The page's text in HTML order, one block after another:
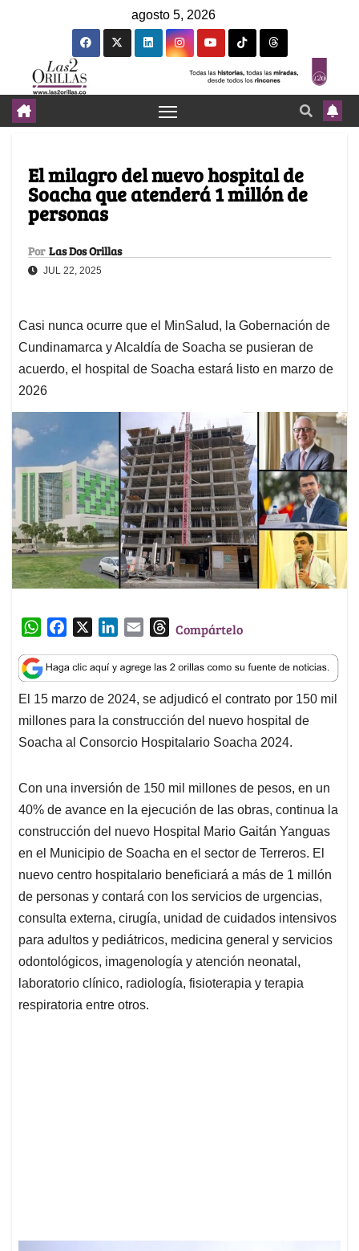
agosto 5, 2026
El milagro del nuevo hospital de
Soacha que atenderá 1 millón de
personas
Por Las Dos Orillas
JUL 22, 2025
Casi nunca ocurre que el MinSalud, la Gobernación de
Cundinamarca y Alcaldía de Soacha se pusieran de
acuerdo, el hospital de Soacha estará listo en marzo de
2026
W
a
t
s
A
p
c
e
b
o
o
n
k
e
d
I
a
i
l
T
r
e
a
d
s
Compártelo
El 15 marzo de 2024, se adjudicó el contrato por 150 mil
millones para la construcción del nuevo hospital de
Soacha al Consorcio Hospitalario Soacha 2024.
Con una inversión de 150 mil millones de pesos, en un
40% de avance en la ejecución de las obras, continua la
construcción del nuevo Hospital Mario Gaitán Yanguas
en el Municipio de Soacha en el sector de Terreros. El
nuevo centro hospitalario beneficiará a más de 1 millón
de personas y contará con los servicios de urgencias,
consulta externa, cirugía, unidad de cuidados intensivos
para adultos y pediátricos, medicina general y servicios
odontológicos, imagenología y atención neonatal,
laboratorio clínico, radiología, fisioterapia y terapia
respiratoria entre otros.